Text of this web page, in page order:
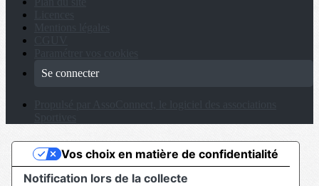
Se connecter
Notification lors de la collecte
Vos choix en matière de confidentialité